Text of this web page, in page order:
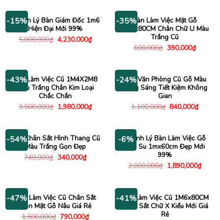
-15%
Thanh Lý Bàn Giám Đốc 1m6
Hiện Đại Mới 99%
5,000,000₫ Giá
gốc
4,230,000₫Giá
hiện
-35%Bàn Làm Việc Mặt Gỗ
1M2x80CM Chân Chữ U Màu
Trắng Cũ
600,000₫ Giá
390,000₫Giá
hiện
-43%
Bàn Làm Việc Cũ 1M4X2M8
Màu Trắng Chân Kim Loại
Chắc Chắn
3,500,000₫ Giá
gốc
1,980,000₫Giá
hiện
1,980,000₫.
-24%
Bàn Văn Phòng Cũ Gỗ Màu
Vàng Sáng Tiết Kiệm Không
Gian
1,100,000₫ Giá
840,000₫Giá
hiện
-54%
Bàn Chân Sắt Hình Thang Cũ
Màu Trắng Gọn Đẹp
740,000₫ Giá
340,000₫Giá
hiện
-6%
Thanh Lý Bàn Làm Việc Gỗ
Cao Su 1mx60cm Đẹp Mới
99%
2,000,000₫ Giá
gốc
1,890,000₫Giá
hiện
-47%
Bàn Làm Việc Cũ Chân Sắt
Đen Mặt Gỗ Nâu Giá Rẻ
1,500,000₫ Giá
790,000₫Giá
-41%
Bàn Làm Việc Cũ 1M6x80CM
Chân Sắt Chữ X Kiểu Mới Giá
Rẻ